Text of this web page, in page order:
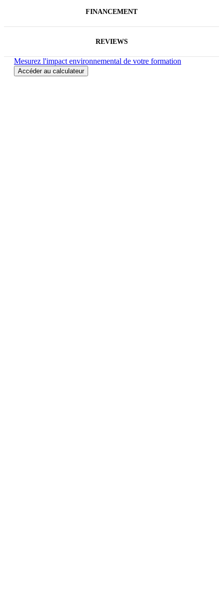
FINANCEMENT
REVIEWS
Mesurez l'impact environnemental de votre formation
Accéder au calculateur